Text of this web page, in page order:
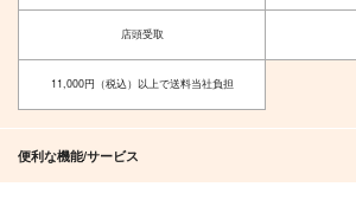
店頭受取
11,000円（税込）以上で送料当社負担
便利な機能/サービス